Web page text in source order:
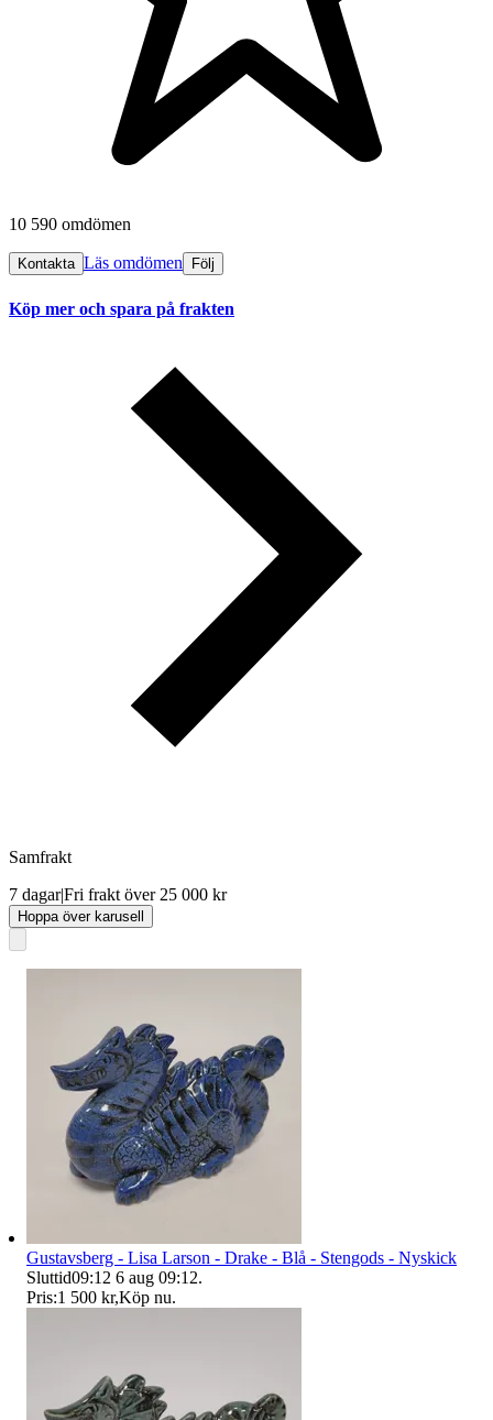
10 590 omdömen
Kontakta Läs omdömen Följ
Köp mer och spara på frakten
Samfrakt
7 dagar|Fri frakt över 25 000 kr
Hoppa över karusell
Gustavsberg - Lisa Larson - Drake - Blå - Stengods - Nyskick
Sluttid09:12 6 aug 09:12.
Pris:1 500 kr,Köp nu.